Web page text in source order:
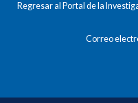
Regresar al Portal de la
Correo